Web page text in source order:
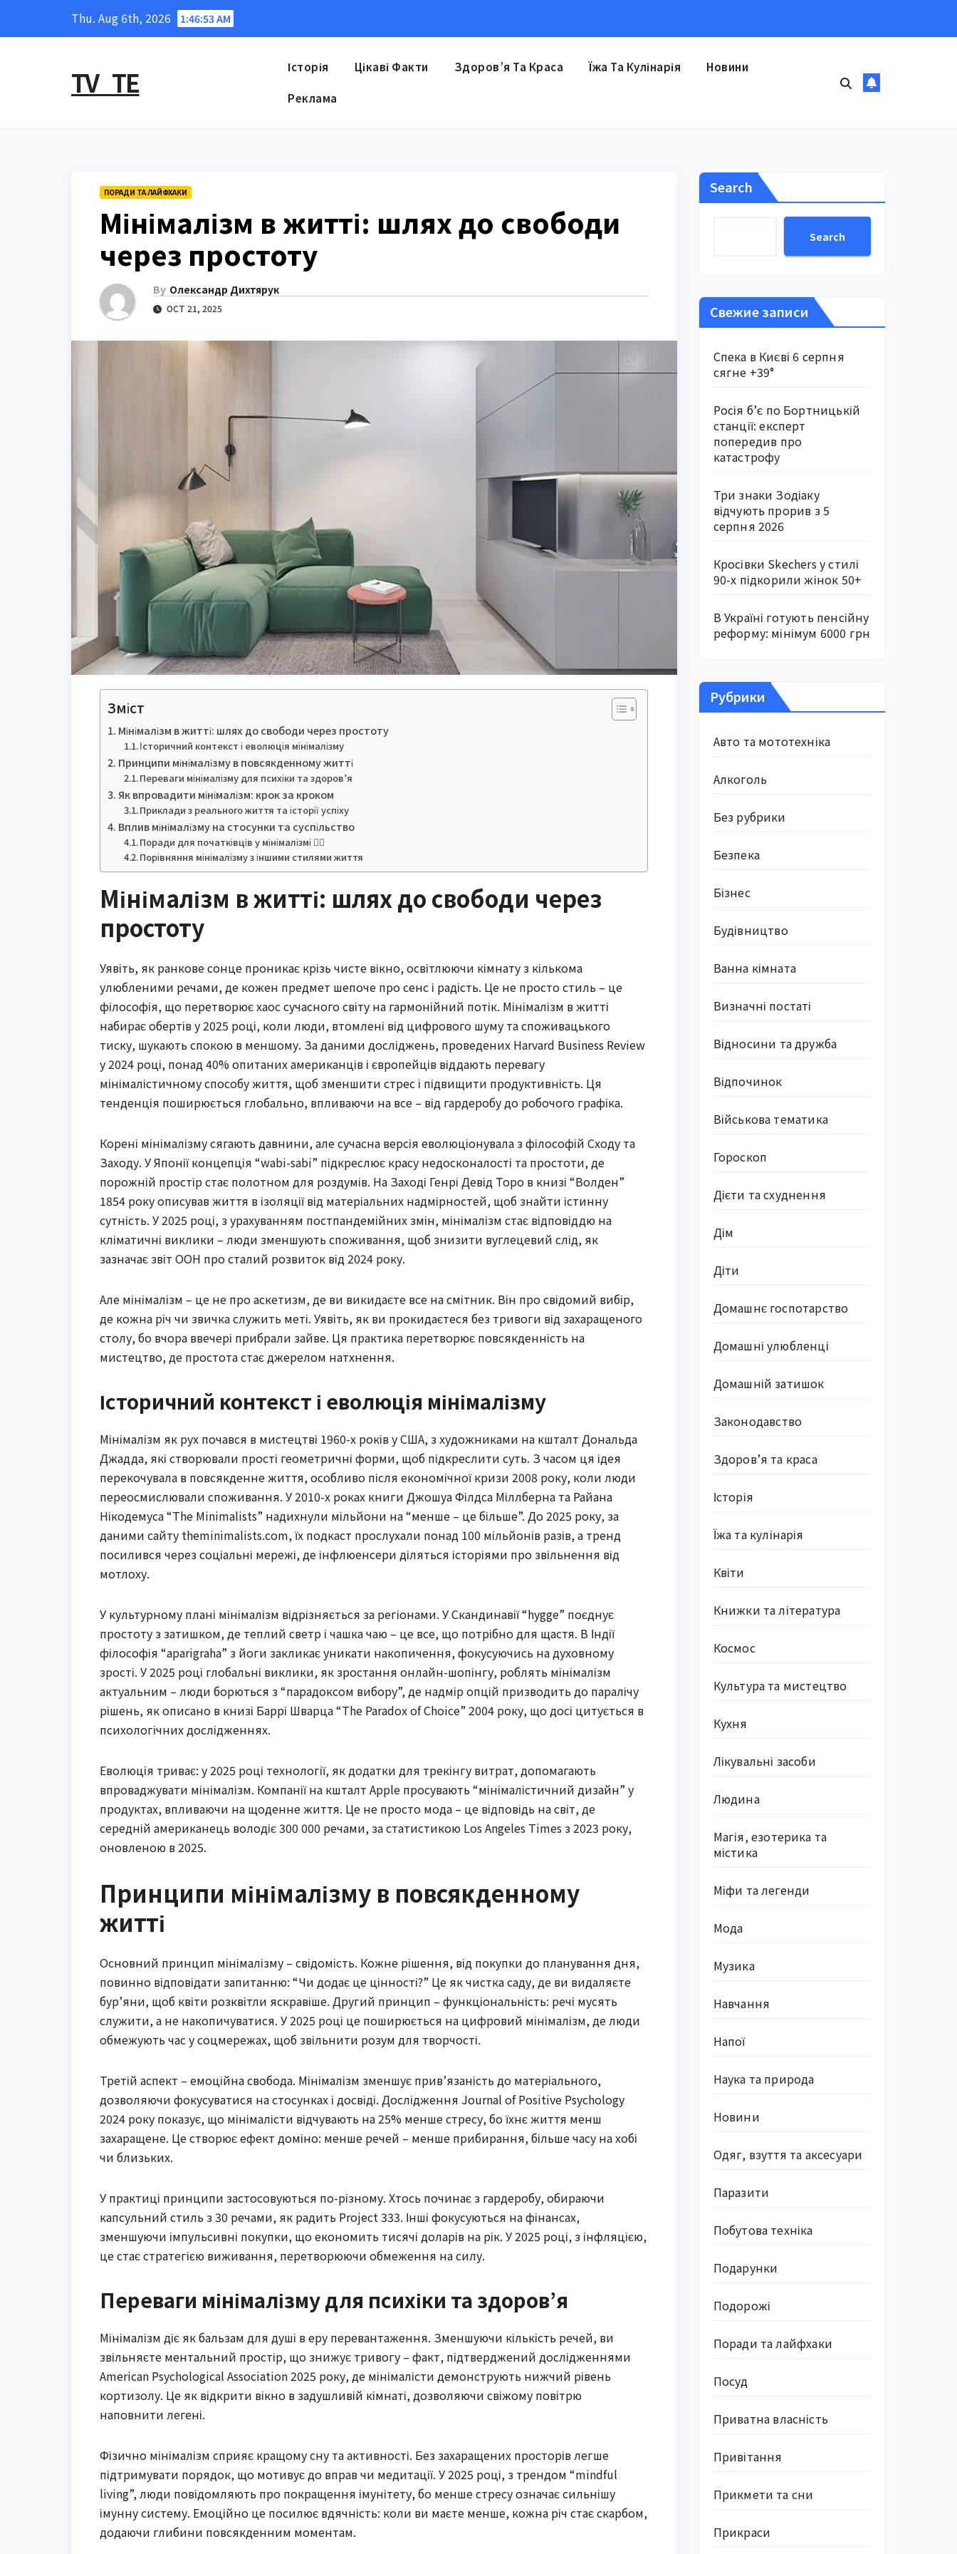
Thu. Aug 6th, 2026 1:46:54 AM
TV_TE Історія Цікаві Факти Здоров’я Та Краса Їжа Та Кулінарія Новини
Реклама
ПОРАДИ ТА ЛАЙФХАКИ
Мінімалізм в житті: шлях до свободи
через простоту
By Олександр Дихтярук
OCT 21, 2025
Зміст
Мінімалізм в житті: шлях до свободи через простоту
Історичний контекст і еволюція мінімалізму
Принципи мінімалізму в повсякденному житті
Переваги мінімалізму для психіки та здоров’я
Як впровадити мінімалізм: крок за кроком
Приклади з реального життя та історії успіху
Вплив мінімалізму на стосунки та суспільство
Поради для початківців у мінімалізмі 👌🏼
Порівняння мінімалізму з іншими стилями життя
Мінімалізм в житті: шлях до свободи через
простоту
Уявіть, як ранкове сонце проникає крізь чисте вікно, освітлюючи кімнату з кількома
улюбленими речами, де кожен предмет шепоче про сенс і радість. Це не просто стиль – це
філософія, що перетворює хаос сучасного світу на гармонійний потік. Мінімалізм в житті
набирає обертів у 2025 році, коли люди, втомлені від цифрового шуму та споживацького
тиску, шукають спокою в меншому. За даними досліджень, проведених Harvard Business Review
у 2024 році, понад 40% опитаних американців і європейців віддають перевагу
мінімалістичному способу життя, щоб зменшити стрес і підвищити продуктивність. Ця
тенденція поширюється глобально, впливаючи на все – від гардеробу до робочого графіка.
Корені мінімалізму сягають давнини, але сучасна версія еволюціонувала з філософій Сходу та
Заходу. У Японії концепція “wabi-sabi” підкреслює красу недосконалості та простоти, де
порожній простір стає полотном для роздумів. На Заході Генрі Девід Торо в книзі “Волден”
1854 року описував життя в ізоляції від матеріальних надмірностей, щоб знайти істинну
сутність. У 2025 році, з урахуванням постпандемійних змін, мінімалізм стає відповіддю на
кліматичні виклики – люди зменшують споживання, щоб знизити вуглецевий слід, як
зазначає звіт ООН про сталий розвиток від 2024 року.
Але мінімалізм – це не про аскетизм, де ви викидаєте все на смітник. Він про свідомий вибір,
де кожна річ чи звичка служить меті. Уявіть, як ви прокидаєтеся без тривоги від захаращеного
столу, бо вчора ввечері прибрали зайве. Ця практика перетворює повсякденність на
мистецтво, де простота стає джерелом натхнення.
Історичний контекст і еволюція мінімалізму
Мінімалізм як рух почався в мистецтві 1960-х років у США, з художниками на кшталт Дональда
Джадда, які створювали прості геометричні форми, щоб підкреслити суть. З часом ця ідея
перекочувала в повсякденне життя, особливо після економічної кризи 2008 року, коли люди
переосмислювали споживання. У 2010-х роках книги Джошуа Філдса Міллберна та Райана
Нікодемуса “The Minimalists” надихнули мільйони на “менше – це більше”. До 2025 року, за
даними сайту theminimalists.com, їх подкаст прослухали понад 100 мільйонів разів, а тренд
посилився через соціальні мережі, де інфлюенсери діляться історіями про звільнення від
мотлоху.
У культурному плані мінімалізм відрізняється за регіонами. У Скандинавії “hygge” поєднує
простоту з затишком, де теплий светр і чашка чаю – це все, що потрібно для щастя. В Індії
філософія “aparigraha” з йоги закликає уникати накопичення, фокусуючись на духовному
зрості. У 2025 році глобальні виклики, як зростання онлайн-шопінгу, роблять мінімалізм
актуальним – люди борються з “парадоксом вибору”, де надмір опцій призводить до паралічу
рішень, як описано в книзі Баррі Шварца “The Paradox of Choice” 2004 року, що досі цитується в
психологічних дослідженнях.
Еволюція триває: у 2025 році технології, як додатки для трекінгу витрат, допомагають
впроваджувати мінімалізм. Компанії на кшталт Apple просувають “мінімалістичний дизайн” у
продуктах, впливаючи на щоденне життя. Це не просто мода – це відповідь на світ, де
середній американець володіє 300 000 речами, за статистикою Los Angeles Times з 2023 року,
оновленою в 2025.
Принципи мінімалізму в повсякденному
житті
Основний принцип мінімалізму – свідомість. Кожне рішення, від покупки до планування дня,
повинно відповідати запитанню: “Чи додає це цінності?” Це як чистка саду, де ви видаляєте
бур’яни, щоб квіти розквітли яскравіше. Другий принцип – функціональність: речі мусять
служити, а не накопичуватися. У 2025 році це поширюється на цифровий мінімалізм, де люди
обмежують час у соцмережах, щоб звільнити розум для творчості.
Третій аспект – емоційна свобода. Мінімалізм зменшує прив’язаність до матеріального,
дозволяючи фокусуватися на стосунках і досвіді. Дослідження Journal of Positive Psychology
2024 року показує, що мінімалісти відчувають на 25% менше стресу, бо їхнє життя менш
захаращене. Це створює ефект доміно: менше речей – менше прибирання, більше часу на хобі
чи близьких.
У практиці принципи застосовуються по-різному. Хтось починає з гардеробу, обираючи
капсульний стиль з 30 речами, як радить Project 333. Інші фокусуються на фінансах,
зменшуючи імпульсивні покупки, що економить тисячі доларів на рік. У 2025 році, з інфляцією,
це стає стратегією виживання, перетворюючи обмеження на силу.
Переваги мінімалізму для психіки та здоров’я
Мінімалізм діє як бальзам для душі в еру перевантаження. Зменшуючи кількість речей, ви
звільняєте ментальний простір, що знижує тривогу – факт, підтверджений дослідженнями
American Psychological Association 2025 року, де мінімалісти демонструють нижчий рівень
кортизолу. Це як відкрити вікно в задушливій кімнаті, дозволяючи свіжому повітрю
наповнити легені.
Фізично мінімалізм сприяє кращому сну та активності. Без захаращених просторів легше
підтримувати порядок, що мотивує до вправ чи медитації. У 2025 році, з трендом “mindful
living”, люди повідомляють про покращення імунітету, бо менше стресу означає сильнішу
імунну систему. Емоційно це посилює вдячність: коли ви маєте менше, кожна річ стає скарбом,
додаючи глибини повсякденним моментам.
Search
Search
Свежие записи
Спека в Києві 6 серпня
сягне +39°
Росія б’є по Бортницькій
станції: експерт
попередив про
катастрофу
Три знаки Зодіаку
відчують прорив з 5
серпня 2026
Кросівки Skechers у стилі
90-х підкорили жінок 50+
В Україні готують пенсійну
реформу: мінімум 6000 грн
Рубрики
Авто та мототехніка
Алкоголь
Без рубрики
Безпека
Бізнес
Будівництво
Ванна кімната
Визначні постаті
Відносини та дружба
Відпочинок
Військова тематика
Гороскоп
Дієти та схуднення
Дім
Діти
Домашнє госпотарство
Домашні улюбленці
Домашній затишок
Законодавство
Здоров’я та краса
Історія
Їжа та кулінарія
Квіти
Книжки та література
Космос
Культура та мистецтво
Кухня
Лікувальні засоби
Людина
Магія, езотерика та
містика
Міфи та легенди
Мода
Музика
Навчання
Напої
Наука та природа
Новини
Одяг, взуття та аксесуари
Паразити
Побутова техніка
Подарунки
Подорожі
Поради та лайфхаки
Посуд
Приватна власність
Привітання
Прикмети та сни
Прикраси